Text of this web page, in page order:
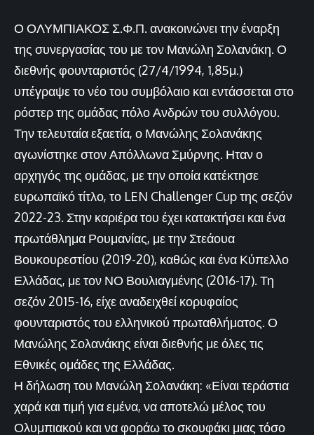
Ο ΟΛΥΜΠΙΑΚΟΣ Σ.Φ.Π. ανακοινώνει την έναρξη
της συνεργασίας του με τον Μανώλη Σολανάκη. Ο
διεθνής φουνταριστός (27/4/1994, 1,85μ.)
υπέγραψε το νέο του συμβόλαιο και εντάσσεται στο
ρόστερ της ομάδας πόλο Ανδρών του συλλόγου.
Την τελευταία εξαετία, ο Μανώλης Σολανάκης
αγωνίστηκε στον Απόλλωνα Σμύρνης. Ηταν ο
αρχηγός της ομάδας, με την οποία κατέκτησε
ευρωπαϊκό τίτλο, το LEN Challenger Cup της σεζόν
2022-23. Στην καριέρα του έχει κατακτήσει και ένα
πρωτάθλημα Ρουμανίας, με την Στεάουα
Βουκουρεστίου (2019-20), καθώς και ένα Κύπελλο
Ελλάδας, με τον ΝΟ Βουλιαγμένης (2016-17). Τη
σεζόν 2015-16, είχε αναδειχθεί κορυφαίος
φουνταριστός του ελληνικού πρωταθλήματος. Ο
Μανώλης Σολανάκης είναι διεθνής με όλες τις
Εθνικές ομάδες της Ελλάδας.
Η δήλωση του Μανώλη Σολανάκη: «Είναι τεράστια
χαρά και τιμή για εμένα, να αποτελώ μέλος του
Ολυμπιακού και να φοράω το σκουφάκι μιας τόσο